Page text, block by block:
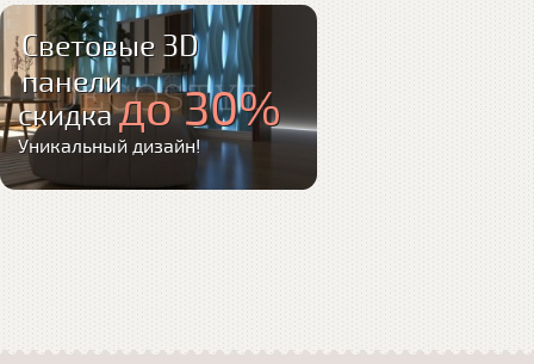
Световые 3D
панели
скидкадо 30%
Уникальный дизайн!